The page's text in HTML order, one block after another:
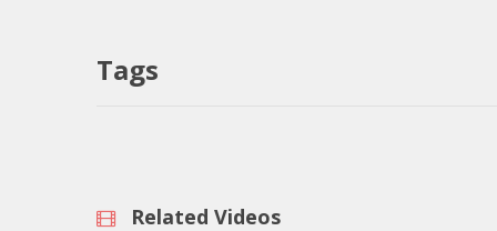
Tags
Related Videos